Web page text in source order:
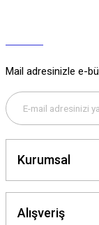
Mail adresinizle e-
Kurumsal
Alışveriş